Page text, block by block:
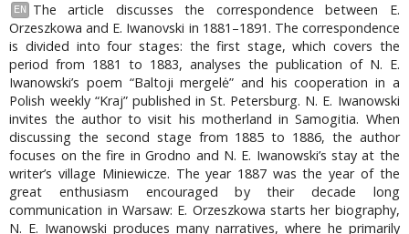
EN
The article discusses the correspondence between E.
Orzeszkowa and E. Iwanovski in 1881–1891. The correspondence
is divided into four stages: the first stage, which covers the
period from 1881 to 1883, analyses the publication of N. E.
Iwanowski’s poem “Baltoji mergelė” and his cooperation in a
Polish weekly “Kraj” published in St. Petersburg. N. E. Iwanowski
invites the author to visit his motherland in Samogitia. When
discussing the second stage from 1885 to 1886, the author
focuses on the fire in Grodno and N. E. Iwanowski’s stay at the
writer’s village Miniewicze. The year 1887 was the year of the
great enthusiasm encouraged by their decade long
communication in Warsaw: E. Orzeszkowa starts her biography,
N. E. Iwanowski produces many narratives, where he primarily